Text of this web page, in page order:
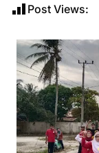
Post Views: